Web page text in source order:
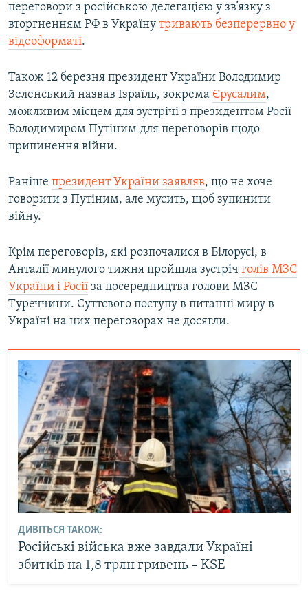
переговори з російською делегацією у зв’язку з
вторгненням РФ в Україну тривають безперервно у
відеоформаті.
Також 12 березня президент України Володимир
Зеленський назвав Ізраїль, зокрема Єрусалим,
можливим місцем для зустрічі з президентом Росії
Володимиром Путіним для переговорів щодо
припинення війни.
Раніше президент України заявляв, що не хоче
говорити з Путіним, але мусить, щоб зупинити
війну.
Крім переговорів, які розпочалися в Білорусі, в
Анталії минулого тижня пройшла зустріч голів МЗС
України і Росії за посередництва голови МЗС
Туреччини. Суттєвого поступу в питанні миру в
Україні на цих переговорах не досягли.
ДИВІТЬСЯ ТАКОЖ:
Російські війська вже завдали Україні
збитків на 1,8 трлн гривень – KSE